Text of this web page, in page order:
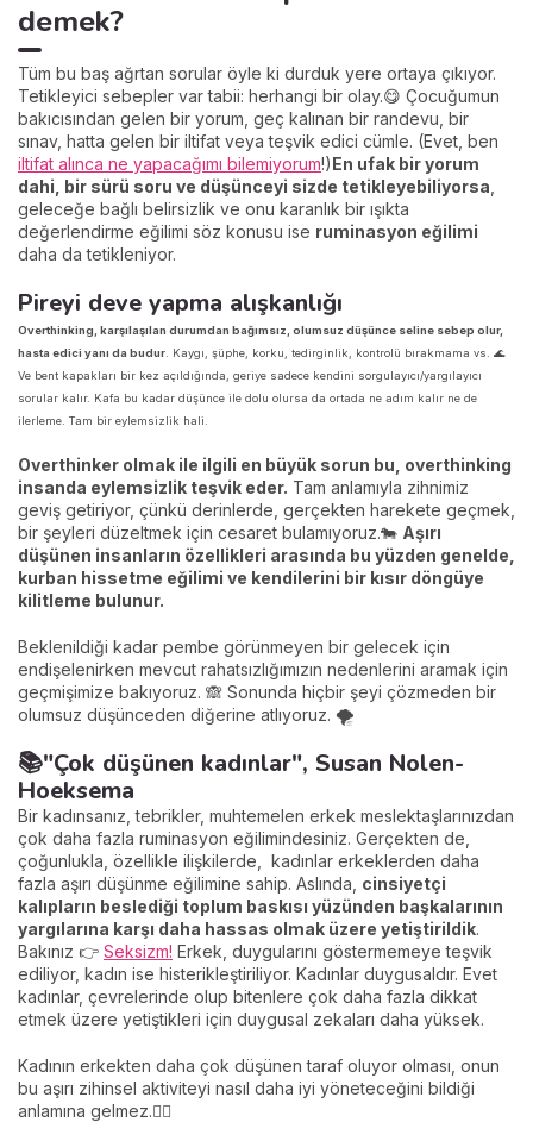
demek?
Tüm bu baş ağrtan sorular öyle ki durduk yere ortaya çıkıyor.
Tetikleyici sebepler var tabii: herhangi bir olay.😋 Çocuğumun
bakıcısından gelen bir yorum, geç kalınan bir randevu, bir
sınav, hatta gelen bir iltifat veya teşvik edici cümle. (Evet, ben
iltifat alınca ne yapacağımı bilemiyorum!)En ufak bir yorum
dahi, bir sürü soru ve düşünceyi sizde tetikleyebiliyorsa
geleceğe bağlı belirsizlik ve onu karanlık bir ışıkta
değerlendirme eğilimi söz konusu ise ruminasyon eğilimi
daha da tetikleniyor.
Pireyi deve yapma alışkanlığı
Overthinking, karşılaşılan durumdan bağımsız, olumsuz düşünce seline sebep olur,
hasta edici yanı da budur . Kaygı, şüphe, korku, tedirginlik, kontrolü bırakmama vs. 🌊
Ve bent kapakları bir kez açıldığında, geriye sadece kendini sorgulayıcı/yargılayıcı
sorular kalır. Kafa bu kadar düşünce ile dolu olursa da ortada ne adım kalır ne de
ilerleme. Tam bir eylemsizlik hali.
Overthinker olmak ile ilgili en büyük sorun bu, overthinking
insanda eylemsizlik teşvik eder. Tam anlamıyla zihnimiz
geviş getiriyor, çünkü derinlerde, gerçekten harekete geçmek,
bir şeyleri düzeltmek için cesaret bulamıyoruz.🐄 Aşırı
düşünen insanların özellikleri arasında bu yüzden genelde,
kurban hissetme eğilimi ve kendilerini bir kısır döngüye
kilitleme bulunur.
Beklenildiği kadar pembe görünmeyen bir gelecek için
endişelenirken mevcut rahatsızlığımızın nedenlerini aramak için
geçmişimize bakıyoruz. 🙈 Sonunda hiçbir şeyi çözmeden bir
olumsuz düşünceden diğerine atlıyoruz. 🌪️
📚"Çok düşünen kadınlar", Susan Nolen-
Hoeksema
Bir kadınsanız, tebrikler, muhtemelen erkek meslektaşlarınızdan
çok daha fazla ruminasyon eğilimindesiniz. Gerçekten de,
çoğunlukla, özellikle ilişkilerde, kadınlar erkeklerden daha
fazla aşırı düşünme eğilimine sahip. Aslında, cinsiyetçi
kalıpların beslediği toplum baskısı yüzünden başkalarının
yargılarına karşı daha hassas olmak üzere yetiştirildik.
Bakınız 👉 Seksizm! Erkek, duygularını göstermemeye teşvik
ediliyor, kadın ise histerikleştiriliyor. Kadınlar duygusaldır. Evet
kadınlar, çevrelerinde olup bitenlere çok daha fazla dikkat
etmek üzere yetiştikleri için duygusal zekaları daha yüksek.
Kadının erkekten daha çok düşünen taraf oluyor olması, onun
bu aşırı zihinsel aktiviteyi nasıl daha iyi yöneteceğini bildiği
anlamına gelmez.🤷‍♀️